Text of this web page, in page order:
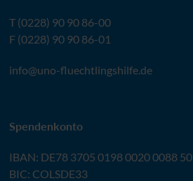
T (0228) 90 90 86-00
F (0228) 90 90 86-01
info@uno-fluechtlingshilfe.de
Spendenkonto
IBAN: DE78 3705 0198 0020 0088 50
BIC: COLSDE33